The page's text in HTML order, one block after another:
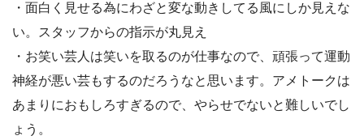
・面白く見せる為にわざと変な動きしてる風にしか見えな
い。スタッフからの指示が丸見え
・お笑い芸人は笑いを取るのが仕事なので、頑張って運動
神経が悪い芸もするのだろうなと思います。アメトークは
あまりにおもしろすぎるので、やらせでないと難しいでし
ょう。